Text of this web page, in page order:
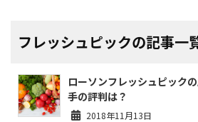
課題解決例
外部サービス連携
インフラ環境・サポート
フレッシュピックの記事一
ローソンフレッシュピック
手の評判は？
2018年11月13日